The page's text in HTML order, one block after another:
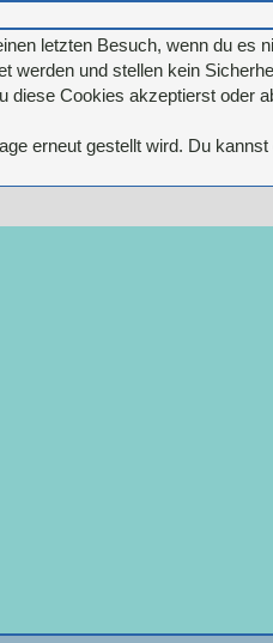
letzten Besuch, wenn du es
und stellen kein
diese Cookies akzeptierst oder
erneut gestellt wird. Du